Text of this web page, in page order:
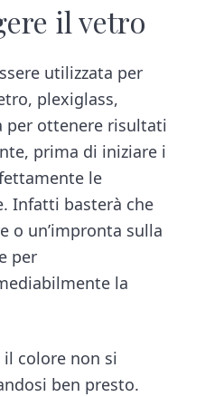
il vetro
utilizzata per
plexiglass,
per ottenere risultati
prima di iniziare i
le
Infatti basterà che
o un’impronta sulla
per
la
colore non si
ben presto.